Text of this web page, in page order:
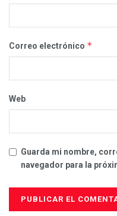
Correo electrónico *
Web
Guarda mi nombre,
navegador para la